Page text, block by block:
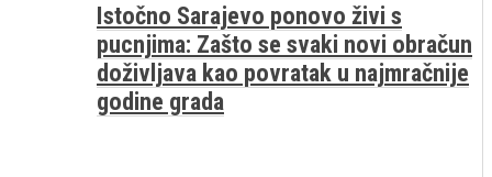
Istočno Sarajevo ponovo živi s
pucnjima: Zašto se svaki novi obračun
doživljava kao povratak u najmračnije
godine grada